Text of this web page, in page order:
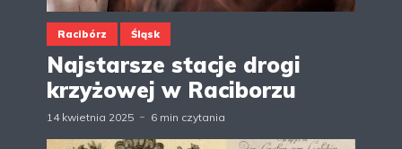
Racibórz Śląsk
Najstarsze stacje drogi
krzyżowej w Raciborzu
14 kwietnia 2025 6 min czytania